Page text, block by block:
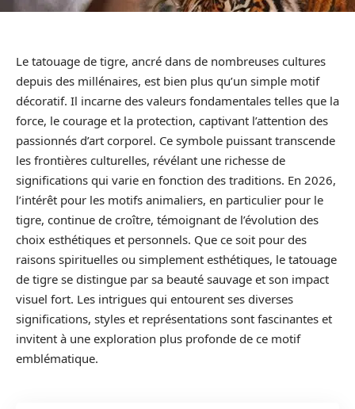
Le tatouage de tigre, ancré dans de nombreuses cultures
depuis des millénaires, est bien plus qu’un simple motif
décoratif. Il incarne des valeurs fondamentales telles que la
force, le courage et la protection, captivant l’attention des
passionnés d’art corporel. Ce symbole puissant transcende
les frontières culturelles, révélant une richesse de
significations qui varie en fonction des traditions. En 2026,
l’intérêt pour les motifs animaliers, en particulier pour le
tigre, continue de croître, témoignant de l’évolution des
choix esthétiques et personnels. Que ce soit pour des
raisons spirituelles ou simplement esthétiques, le tatouage
de tigre se distingue par sa beauté sauvage et son impact
visuel fort. Les intrigues qui entourent ses diverses
significations, styles et représentations sont fascinantes et
invitent à une exploration plus profonde de ce motif
emblématique.